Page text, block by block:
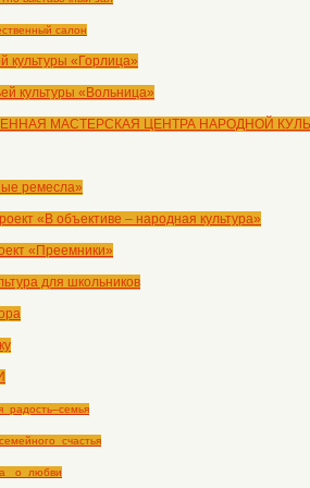
салон
культуры «Горлица»
культуры «Вольница»
МАСТЕРСКАЯ ЦЕНТРА НАРОДНОЙ
ремесла»
«В объективе – народная культура»
«Преемники»
для школьников
_о_любви